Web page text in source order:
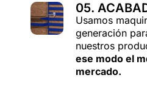
05.
Usamos
generación
nuestros
ese modo el
mercado.